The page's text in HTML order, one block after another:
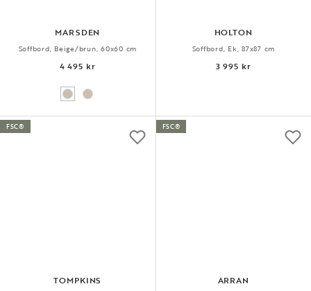
MARSDEN
Soffbord, Beige/brun, 60x60 cm
4 495 kr
HOLTON
Soffbord, Ek, 87x87 cm
3 995 kr
TOMPKINS
FSC®
ARRAN
FSC®